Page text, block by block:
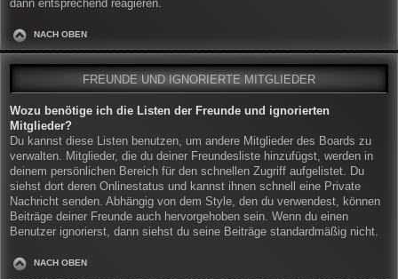
dann entsprechend reagieren.
NACH OBEN
FREUNDE UND IGNORIERTE MITGLIEDER
Wozu benötige ich die Listen der Freunde und ignorierten
Mitglieder?
Du kannst diese Listen benutzen, um andere Mitglieder des Boards zu
verwalten. Mitglieder, die du deiner Freundesliste hinzufügst, werden in
deinem persönlichen Bereich für den schnellen Zugriff aufgelistet. Du
siehst dort deren Onlinestatus und kannst ihnen schnell eine Private
Nachricht senden. Abhängig von dem Style, den du verwendest, können
Beiträge deiner Freunde auch hervorgehoben sein. Wenn du einen
Benutzer ignorierst, dann siehst du seine Beiträge standardmäßig nicht.
NACH OBEN